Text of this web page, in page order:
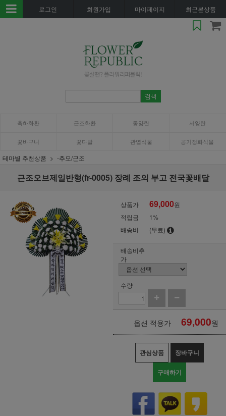
로그인 회원가입 마이페이지 최근본상품
축하화환 근조화환 동양란 서양란
꽃바구니 꽃다발 관엽식물 공기정화식물
테마별 추천상품 -추모/근조
근조오브제일반형(fr-0005) 장례 조의 부고 전국꽃배달
상품가 69,000원
적립금
1%
배송비
(무료)
배송비추
가
수량
옵션 적용가 69,000원
관심상품 장바구니
구매하기